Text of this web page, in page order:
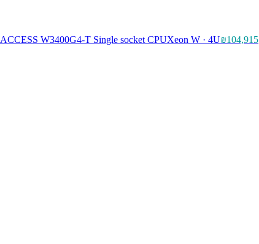
ACCESS W3400G4-T Single socket CPUXeon W · 4U₪104,915